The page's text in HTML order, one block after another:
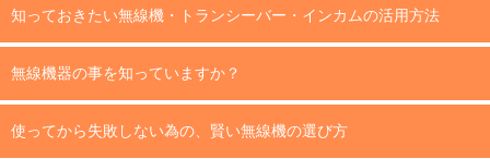
知っておきたい無線機・トランシーバー・インカムの活用方法
無線機器の事を知っていますか？
使ってから失敗しない為の、賢い無線機の選び方